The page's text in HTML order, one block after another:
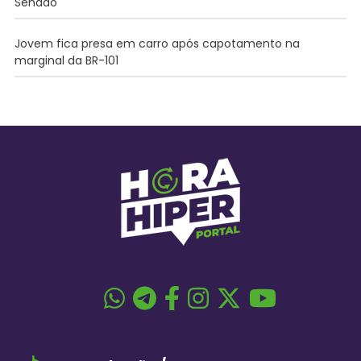
Jovem fica presa em carro após capotamento na
marginal da BR-101